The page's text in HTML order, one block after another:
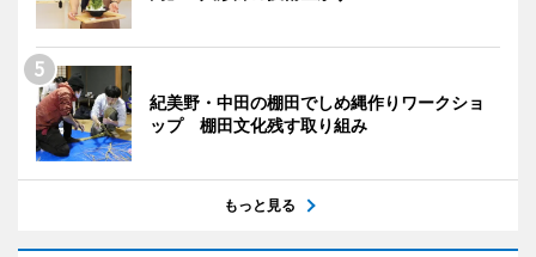
紀美野・中田の棚田でしめ縄作りワークショ
ップ 棚田文化残す取り組み
もっと見る